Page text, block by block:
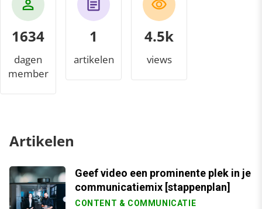
1634
dagen
member
1
artikelen
4.8k
views
Artikelen
Geef video een prominente plek in je
communicatiemix [stappenplan]
CONTENT & COMMUNICATIE